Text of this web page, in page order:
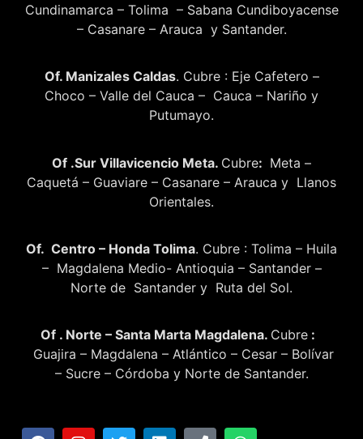
Cundinamarca – Tolima – Sabana Cundiboyacense
– Casanare – Arauca y Santander.
Of. Manizales Caldas. Cubre : Eje Cafetero –
Choco – Valle del Cauca – Cauca – Nariño y
Putumayo.
Of .Sur Villavicencio Meta. Cubre: Meta –
Caquetá – Guaviare – Casanare – Arauca y Llanos
Orientales.
Of. Centro – Honda Tolima. Cubre : Tolima – Huila
– Magdalena Medio- Antioquia – Santander –
Norte de Santander y Ruta del Sol.
Of . Norte – Santa Marta Magdalena. Cubre :
Guajira – Magdalena – Atlántico – Cesar – Bolívar
– Sucre – Córdoba y Norte de Santander.